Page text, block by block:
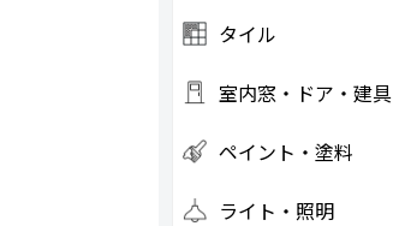
タイル
室内窓・ドア・建具
ペイント・塗料
ライト・照明